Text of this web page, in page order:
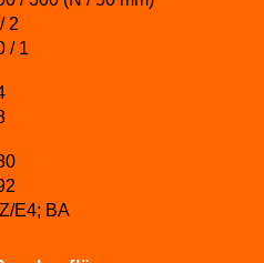
2
/ 1
E4; BA